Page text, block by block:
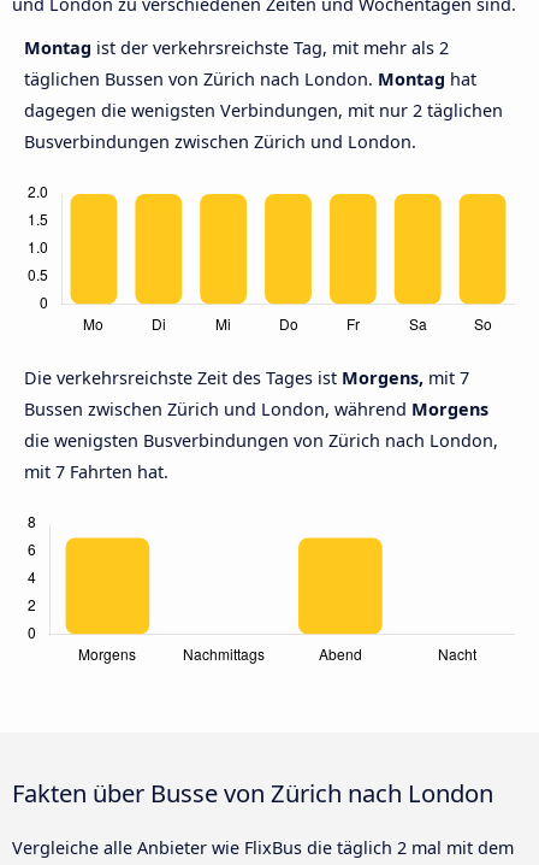
und London zu verschiedenen Zeiten und Wochentagen sind.
Montag ist der verkehrsreichste Tag, mit mehr als 2
täglichen Bussen von Zürich nach London. Montag hat
dagegen die wenigsten Verbindungen, mit nur 2 täglichen
Busverbindungen zwischen Zürich und London.
Die verkehrsreichste Zeit des Tages ist Morgens, mit 7
Bussen zwischen Zürich und London, während Morgens
die wenigsten Busverbindungen von Zürich nach London,
mit 7 Fahrten hat.
Fakten über Busse von Zürich nach London
Vergleiche alle Anbieter wie FlixBus die täglich 2 mal mit dem